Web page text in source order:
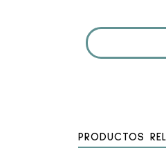
PRODUCTOS